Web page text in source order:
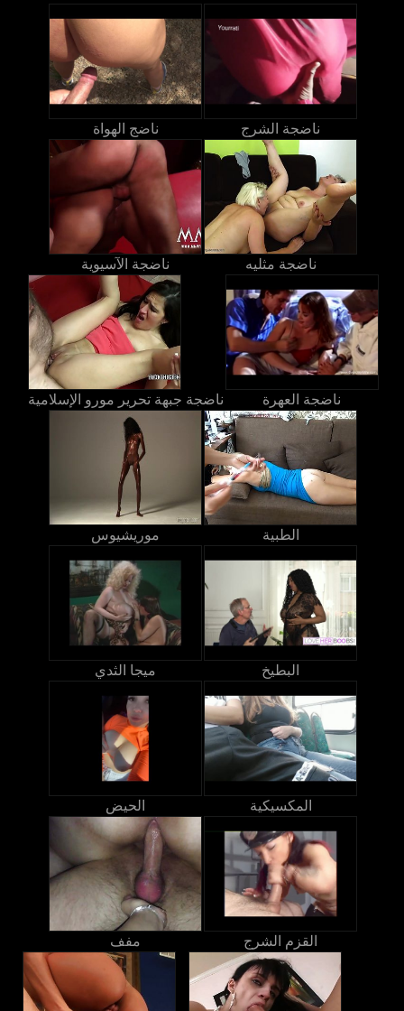
ناضج الهواة ناضجة الشرج
ناضجة الآسيوية ناضجة مثليه
ناضجة جبهة تحرير مورو الإسلامية ناضجة العهرة
موريشيوس الطبية
ميجا الثدي البطيخ
الحيض المكسيكية
مفف القزم الشرج